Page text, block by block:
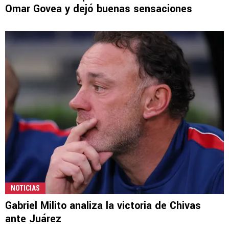
Omar Govea y dejó buenas sensaciones
NOTICIAS
Gabriel Milito analiza la victoria de Chivas
ante Juárez